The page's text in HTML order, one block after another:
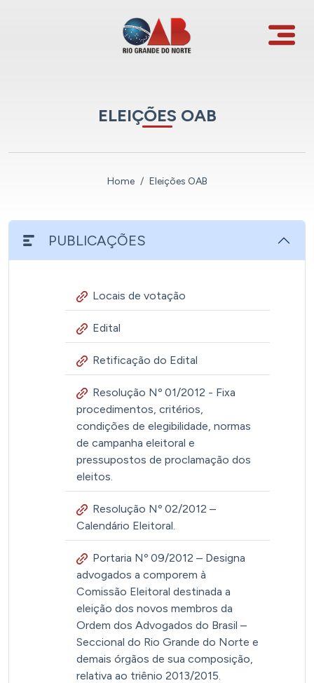
ELEIÇÕES OAB
Home Eleições OAB
PUBLICAÇÕES
Locais de votação
Edital
Retificação do Edital
Resolução Nº 01/2012 - Fixa
procedimentos, critérios,
condições de elegibilidade, normas
de campanha eleitoral e
pressupostos de proclamação dos
eleitos.
Resolução Nº 02/2012 –
Calendário Eleitoral.
Portaria Nº 09/2012 – Designa
advogados a comporem à
Comissão Eleitoral destinada a
eleição dos novos membros da
Ordem dos Advogados do Brasil –
Seccional do Rio Grande do Norte e
demais órgãos de sua composição,
relativa ao triênio 2013/2015.